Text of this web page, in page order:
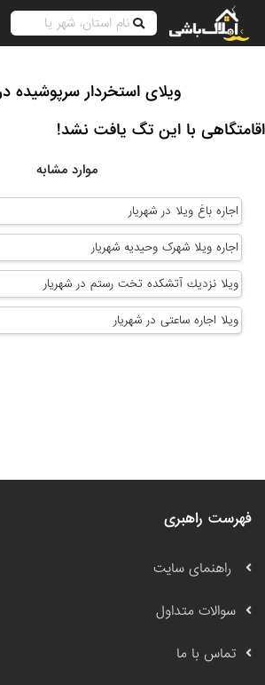
ویلای استخردار سرپوشیده
اقامتگاهی با این تگ یافت نشد!
موارد مشابه
اجاره باغ ویلا در شهریار
اجاره ویلا شهرک وحیدیه شهریار
ویلا نزديك آتشكده تخت رستم در شهریار
ویلا اجاره ساعتی در شهریار
فهرست راهبری
راهنمای سایت
سوالات متداول
تماس با ما